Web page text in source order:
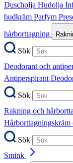
Duscholja Hudolja
hudkräm Parfym
hårborttagning
Sök
Deodorant och
Antiperspirant
Sök
Rakning och
Hårborttagningskräm
Sök
Smink